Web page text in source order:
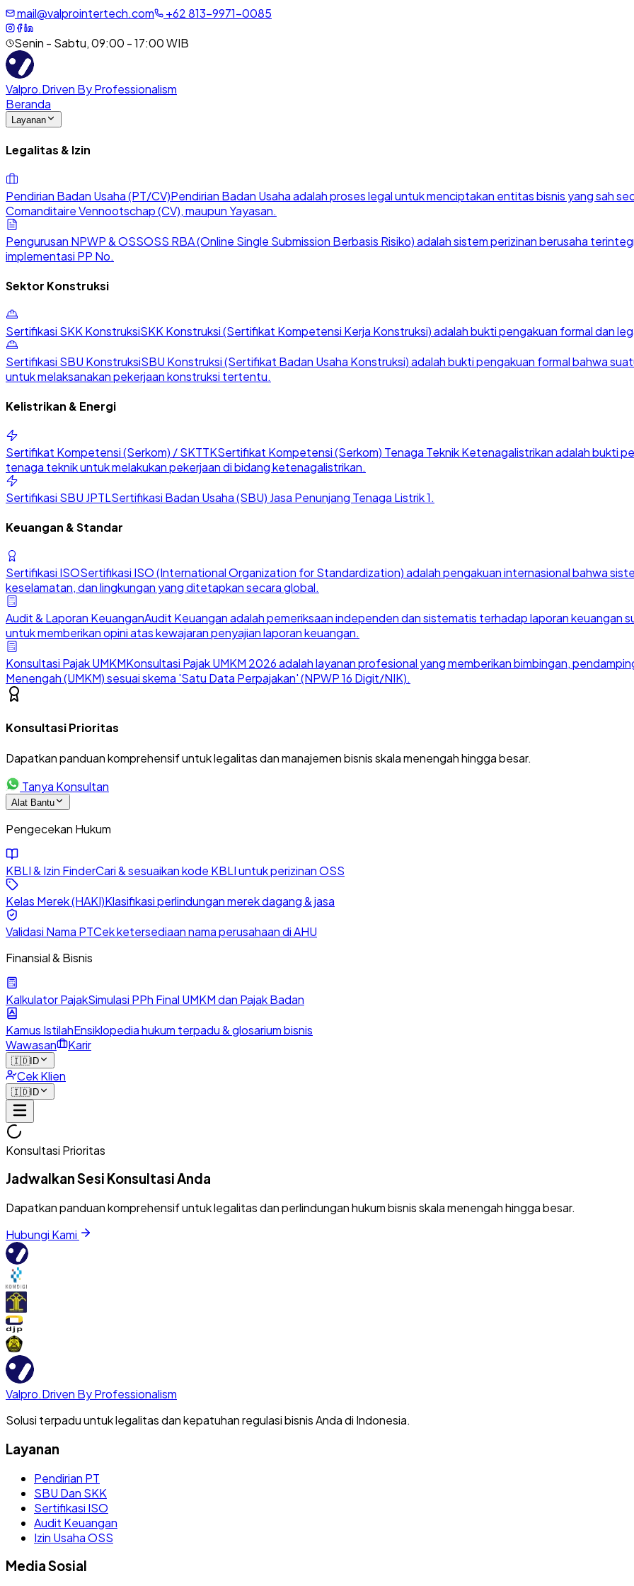
mail@valprointertech.com +62813-9971-0085
Senin - Sabtu, 09:00 - 17:00 WIB
Valpro.Driven By Professionalism
Beranda
Layanan
Legalitas & Izin
Pendirian Badan Usaha (PT/CV)Pendirian Badan Usaha adalah proses legal untuk menciptakan entitas bisnis yang sah
Comanditaire Vennootschap (CV), maupun Yayasan.
Pengurusan NPWP & OSSOSS RBA (Online Single Submission Berbasis Risiko) adalah sistem perizinan berusaha
implementasi PP No.
Sektor Konstruksi
Sertifikasi SKK KonstruksiSKK Konstruksi (Sertifikat Kompetensi Kerja Konstruksi) adalah bukti pengakuan formal dan
Sertifikasi SBU KonstruksiSBU Konstruksi (Sertifikat Badan Usaha Konstruksi) adalah bukti pengakuan formal bahwa
untuk melaksanakan pekerjaan konstruksi tertentu.
Kelistrikan & Energi
Sertifikat Kompetensi (Serkom) / SKTTKSertifikat Kompetensi (Serkom) Tenaga Teknik Ketenagalistrikan adalah bukti
tenaga teknik untuk melakukan pekerjaan di bidang ketenagalistrikan.
Sertifikasi SBU JPTLSertifikasi Badan Usaha (SBU) Jasa Penunjang Tenaga Listrik 1.
Keuangan & Standar
Sertifikasi ISOSertifikasi ISO (International Organization for Standardization) adalah pengakuan internasional bahwa
keselamatan, dan lingkungan yang ditetapkan secara global.
Audit & Laporan KeuanganAudit Keuangan adalah pemeriksaan independen dan sistematis terhadap laporan keuangan
untuk memberikan opini atas kewajaran penyajian laporan keuangan.
Konsultasi Pajak UMKMKonsultasi Pajak UMKM 2026 adalah layanan profesional yang memberikan bimbingan,
Menengah (UMKM) sesuai skema 'Satu Data Perpajakan' (NPWP 16 Digit/NIK).
Konsultasi Prioritas
Dapatkan panduan komprehensif untuk legalitas dan manajemen bisnis skala menengah hingga besar.
Tanya Konsultan
Alat Bantu
Pengecekan Hukum
KBLI & Izin FinderCari & sesuaikan kode KBLI untuk perizinan OSS
Kelas Merek (HAKI)Klasifikasi perlindungan merek dagang & jasa
Validasi Nama PTCek ketersediaan nama perusahaan di AHU
Finansial & Bisnis
Kalkulator PajakSimulasi PPh Final UMKM dan Pajak Badan
Kamus IstilahEnsiklopedia hukum terpadu & glosarium bisnis
Wawasan
Karir
🇮🇩ID
Cek Klien
🇮🇩ID
Konsultasi Prioritas
Jadwalkan Sesi Konsultasi Anda
Dapatkan panduan komprehensif untuk legalitas dan perlindungan hukum bisnis skala menengah hingga besar.
Hubungi Kami
Valpro.Driven By Professionalism
Solusi terpadu untuk legalitas dan kepatuhan regulasi bisnis Anda di Indonesia.
Layanan
Pendirian PT
SBU Dan SKK
Sertifikasi ISO
Audit Keuangan
Izin Usaha OSS
Media Sosial